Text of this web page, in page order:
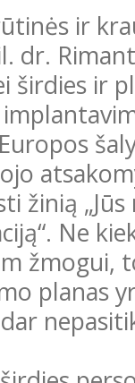
ir
dr.
širdies ir
žinią
Ne
žmogui,
planas